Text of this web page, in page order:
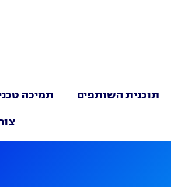
תוכנית השותפים תמיכה